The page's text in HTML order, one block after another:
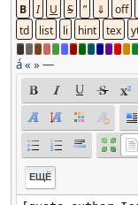
á« »—
ЕЩЁ